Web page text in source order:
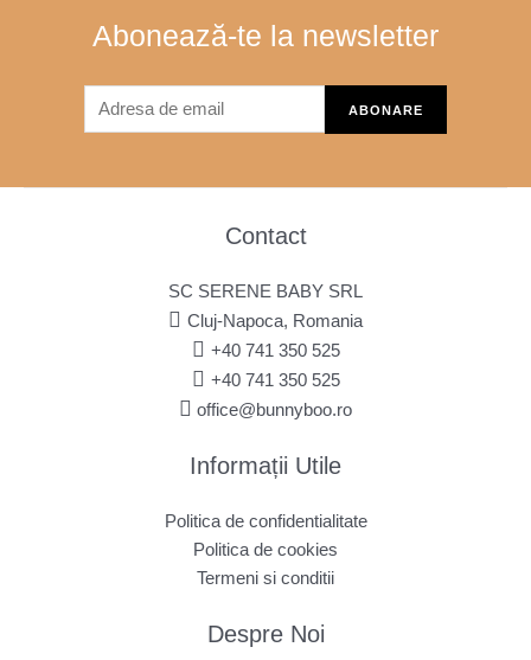
Abonează-te la newsletter
Contact
SC SERENE BABY SRL
Cluj-Napoca, Romania
+40 741 350 525
+40 741 350 525
office@bunnyboo.ro
Informații Utile
Politica de confidentialitate
Politica de cookies
Termeni si conditii
Despre Noi